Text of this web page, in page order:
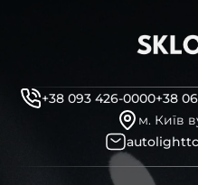
+38 093 426-0000+38
м. Київ